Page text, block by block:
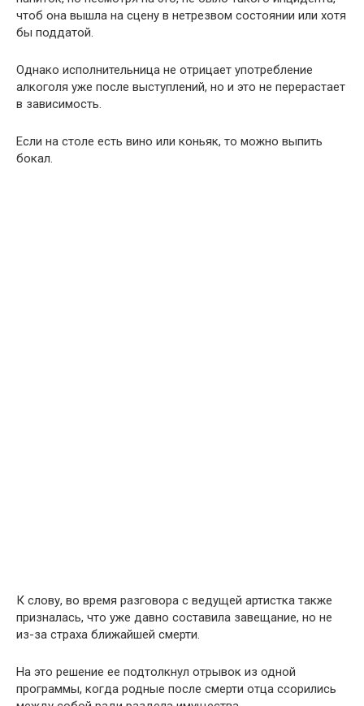
чтоб она вышла на сцену в нетрезвом состоянии или хотя
бы поддатой.
Однако исполнительница не отрицает употребление
алкоголя уже после выступлений, но и это не перерастает
в зависимость.
Если на столе есть вино или коньяк, то можно выпить
бокал.
К слову, во время разговора с ведущей артистка также
призналась, что уже давно составила завещание, но не
из-за страха ближайшей смерти.
На это решение ее подтолкнул отрывок из одной
программы, когда родные после смерти отца ссорились